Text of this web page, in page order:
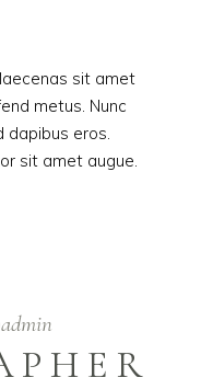
sit amet
metus. Nunc
dapibus eros.
sit amet augue.